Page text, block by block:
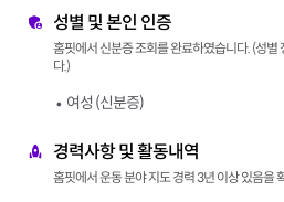
성별 및 본인 인증
홈핏에서 신분증 조회를 완료하였습니다. (성별
다.)
여성 (신분증)
경력사항 및 활동내역
홈핏에서 운동 분야 지도 경력 3년 이상 있음을